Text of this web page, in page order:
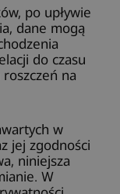
po upływie
dane mogą
do czasu
na
w
jej zgodności
niniejsza
W